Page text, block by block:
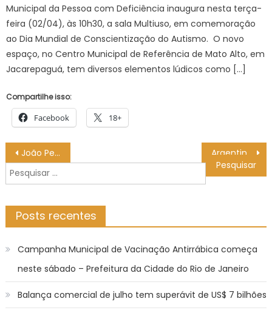
Municipal da Pessoa com Deficiência inaugura nesta terça-
feira (02/04), às 10h30, a sala Multiuso, em comemoração
ao Dia Mundial de Conscientização do Autismo. O novo
espaço, no Centro Municipal de Referência de Mato Alto, em
Jacarepaguá, tem diversos elementos lúdicos como […]
Compartilhe isso:
Facebook 18+
Navegação
de
Post
João Pessoa comemora Semana Municipal da Imunização com vacinação contra Influenza aberta para toda a população
Pesquisar
por:
Posts recentes
Campanha Municipal de Vacinação Antirrábica começa
neste sábado – Prefeitura da Cidade do Rio de Janeiro
Balança comercial de julho tem superávit de US$ 7 bilhões